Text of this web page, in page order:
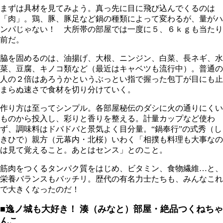
まずは具材を見てみよう。真っ先に目に飛び込んでくるのは
「肉」。鶏、豚、豚足など鍋の種類によって変わるが、量がハ
ンパじゃない！ 大所帯の部屋では一度に５、６ｋｇも当たり
前だ。
脇を固めるのは、油揚げ、大根、ニンジン、白菜、長ネギ、水
菜、豆腐、キノコ類など（最近はキャベツも流行中）。普通の
人の２倍はあろうかというぶっとい指で握った包丁が目にも止
まらぬ速さで食材を切り分けていく。
作り方は至ってシンプル。各部屋秘伝のダシに火の通りにくい
ものから投入し、彩りと香りを整える。計量カップなど使わ
ず、調味料はドバドバと景気よく目分量。“鍋奉行”の式秀（し
きひで）親方（元幕内・北桜）いわく「相撲も料理も大事なの
は見て覚えること。あとはセンス」とのこと。
筋肉をつくるタンパク質をはじめ、ビタミン、食物繊維…と、
栄養バランスもバッチリ。歴代の有名力士たちも、みんなこれ
で大きくなったのだ！
■逸ノ城も大好き！ 湊（みなと）部屋・絶品つくねちゃ
んこ